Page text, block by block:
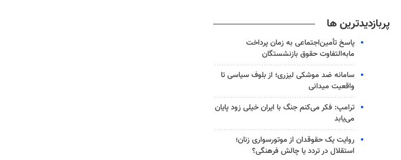
پربازدیدترین ها
پاسخ تأمین‌اجتماعی به زمان پرداخت
مابه‌التفاوت حقوق بازنشستگان
سامانه ضد موشکی لیزری؛ از بلوف سیاسی تا
واقعیت میدانی
ترامپ: فکر می‌کنم جنگ با ایران خیلی زود پایان
می‌یابد
روایت یک حقوقدان از موتورسواری زنان؛
استقلال در تردد یا چالش فرهنگی؟